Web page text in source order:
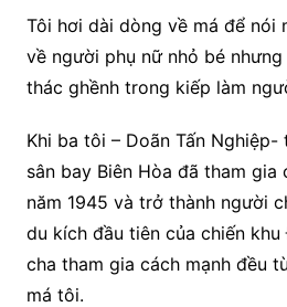
Tôi hơi dài dòng về má để nói
về người phụ nữ nhỏ bé
thác ghềnh trong kiếp làm
Khi ba tôi – Doãn Tấn
sân bay Biên Hòa đã tham gia
năm 1945 và trở thành người
du kích đầu tiên của chiến
cha tham gia cách mạnh đều
má tôi.